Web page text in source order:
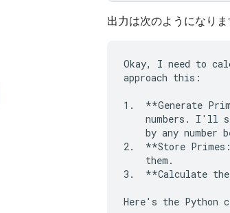
出力は次のようになり
Okay, I need to
approach this:
1.  **Generate
numbers. I'll
by any number
2.  **Store
    them.
3.  **Calculate
Here's the Python